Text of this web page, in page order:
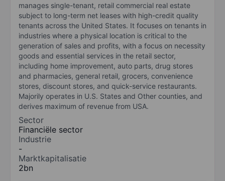
manages single-tenant, retail commercial real estate
subject to long-term net leases with high-credit quality
tenants across the United States. It focuses on tenants in
industries where a physical location is critical to the
generation of sales and profits, with a focus on necessity
goods and essential services in the retail sector,
including home improvement, auto parts, drug stores
and pharmacies, general retail, grocers, convenience
stores, discount stores, and quick-service restaurants.
Majorily operates in U.S. States and Other counties, and
derives maximum of revenue from USA.
Sector
Financiële sector
Industrie
-
Marktkapitalisatie
2bn